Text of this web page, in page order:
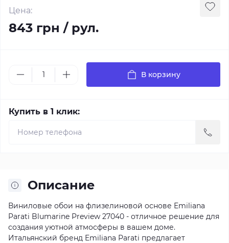
Цена:
843 грн / рул.
В корзину
Купить в 1 клик:
Описание
Виниловые обои на флизелиновой основе Emiliana
Parati Blumarine Preview 27040 - отличное решение для
создания уютной атмосферы в вашем доме.
Итальянский бренд Emiliana Parati предлагает